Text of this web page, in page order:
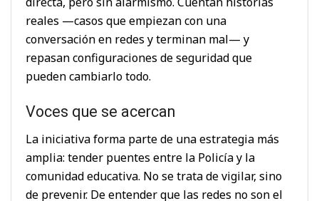
reales —casos que empiezan con una
conversación en redes y terminan mal— y
repasan configuraciones de seguridad que
pueden cambiarlo todo.
Voces que se acercan
La iniciativa forma parte de una estrategia más
amplia: tender puentes entre la Policía y la
comunidad educativa. No se trata de vigilar, sino
de prevenir. De entender que las redes no son el